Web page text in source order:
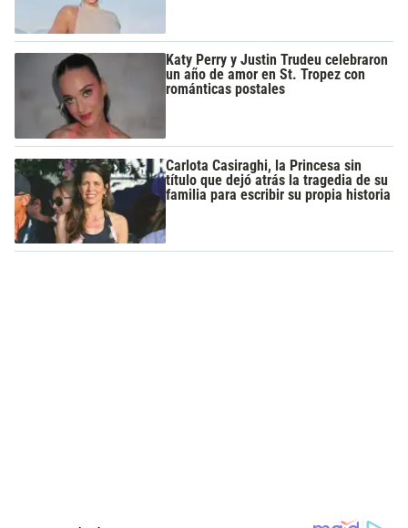
Katy Perry y Justin Trudeu celebraron
un año de amor en St. Tropez con
románticas postales
Carlota Casiraghi, la Princesa sin
título que dejó atrás la tragedia de su
familia para escribir su propia historia